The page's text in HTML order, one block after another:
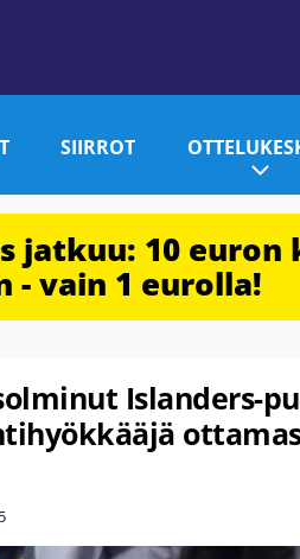
SIIRROT
jatkuu: 10
- vain 1 eurolla!
Islanders-